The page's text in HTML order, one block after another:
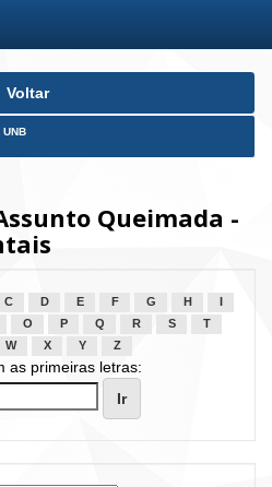
Voltar
UNB
Queimada -
C D E F G H
O P Q R S
T
W X Y Z
as primeiras letras: